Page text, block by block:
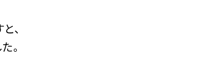
、
。